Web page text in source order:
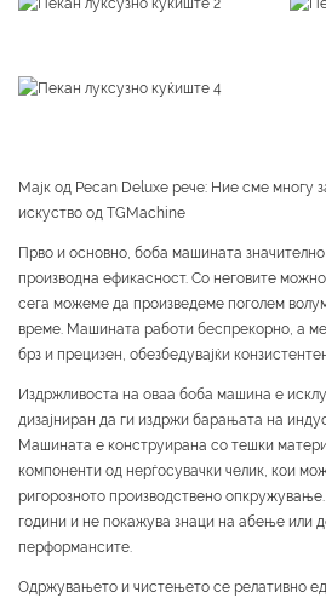
Мајк од Pecan Deluxe рече: Ние сме многу
искуство од TGMachine
Прво и основно, боба машината значително
производна ефикасност. Со неговите
сега можеме да произведеме поголем
време. Машината работи беспрекорно, а
брз и прецизен, обезбедувајќи
Издржливоста на оваа боба машина е
дизајниран да ги издржи барањата на
Машината е конструирана со тешки
компоненти од нерѓосувачки челик, кои
ригорозното производствено
години и не покажува знаци на абење или
перформансите.
Одржувањето и чистењето се релативно